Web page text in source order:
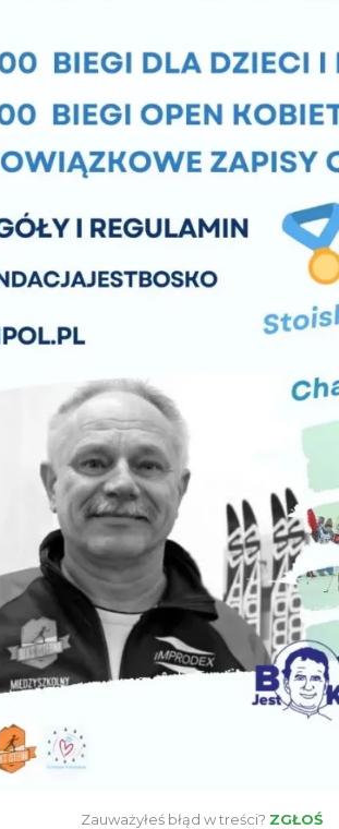
2026-08-22
– będzie kino!
w Istebnej
2026-08-15
Zauważyłeś błąd w treści? ZGŁOŚ